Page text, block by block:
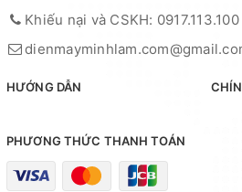
Khiếu nại và CSKH: 0917.113.100
HƯỚNG DẪN
PHƯƠNG THỨC THANH TOÁN